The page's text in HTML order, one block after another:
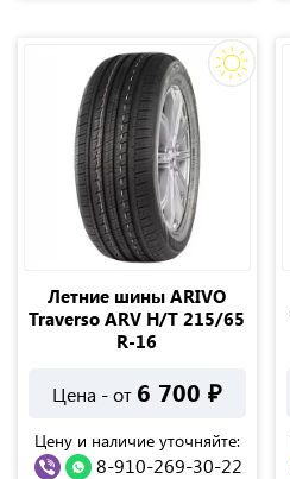
Летние шины ARIVO
Traverso ARV H/T 215/65
R-16
Цена - от 6 700 ₽
Цену и наличие уточняйте:
8-910-269-30-22